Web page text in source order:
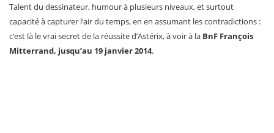
Talent du dessinateur, humour à plusieurs niveaux, et surtout
capacité à capturer l’air du temps, en en assumant les contradictions :
c’est là le vrai secret de la réussite d’Astérix, à voir à la BnF François
Mitterrand, jusqu’au 19 janvier 2014.